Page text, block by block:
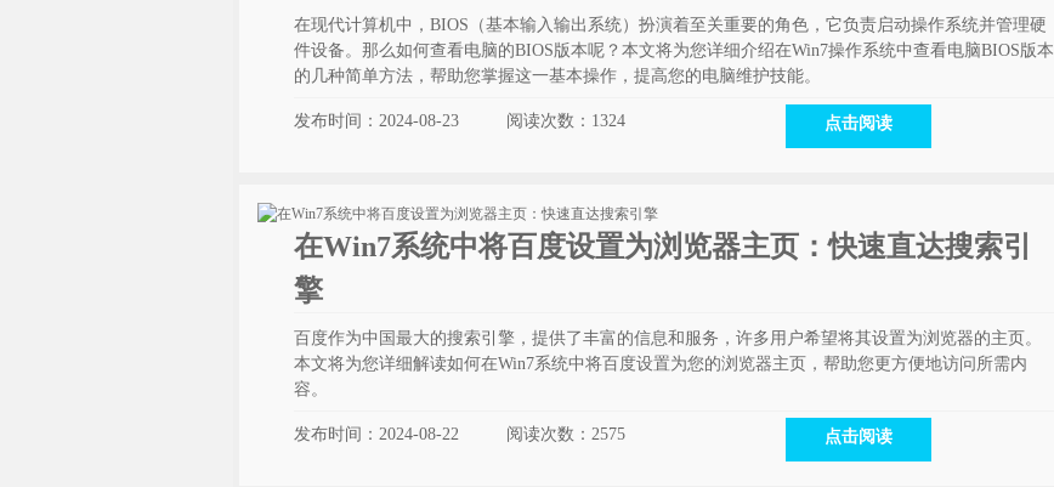
在现代计算机中，BIOS（基本输入输出系统）扮演着至关重要的角色，它负责启动操作系统并管理硬
件设备。那么如何查看电脑的BIOS版本呢？本文将为您详细介绍在Win7操作系统中查看电脑BIOS版本
的几种简单方法，帮助您掌握这一基本操作，提高您的电脑维护技能。
发布时间：2024-08-23 阅读次数： 1324 点击阅读
在Win7系统中将百度设置为浏览器主页：快速直达搜索引
擎
百度作为中国最大的搜索引擎，提供了丰富的信息和服务，许多用户希望将其设置为浏览器的主页。
本文将为您详细解读如何在Win7系统中将百度设置为您的浏览器主页，帮助您更方便地访问所需内
容。
发布时间：2024-08-22 阅读次数： 2575 点击阅读